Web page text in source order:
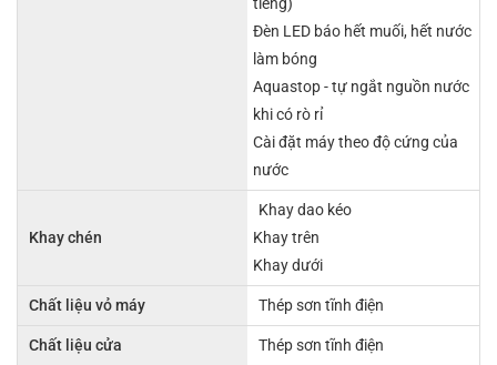
Đèn LED báo hết muối, hết nước
làm bóng
Aquastop - tự ngắt nguồn nước
khi có rò rỉ
Cài đặt máy theo độ cứng của
nước
Khay chén
Khay dao kéo
Khay trên
Khay dưới
Chất liệu vỏ máy Thép sơn tĩnh điện
Chất liệu cửa Thép sơn tĩnh điện